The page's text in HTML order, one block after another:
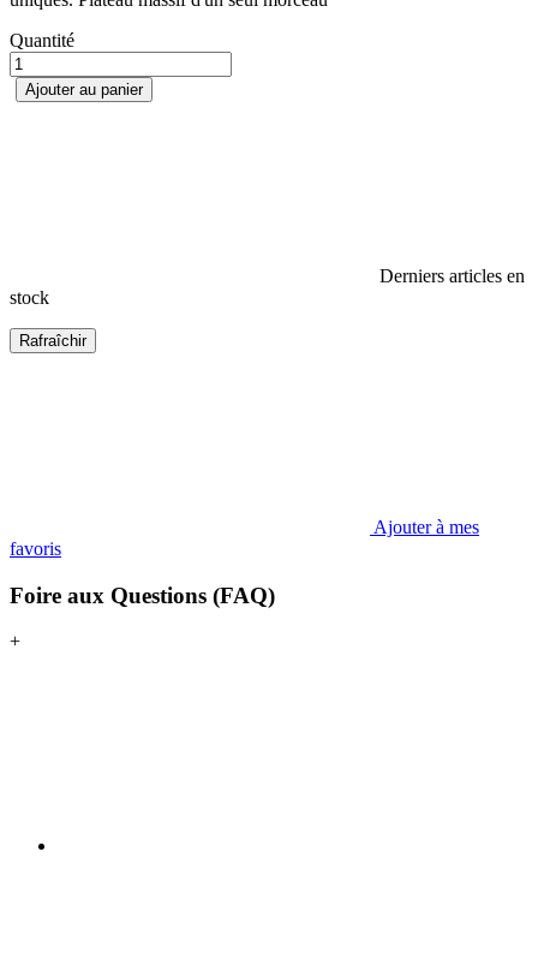
Quantité
Ajouter au panier
Derniers articles en
stock
Ajouter à mes
favoris
Foire aux Questions (FAQ)
+